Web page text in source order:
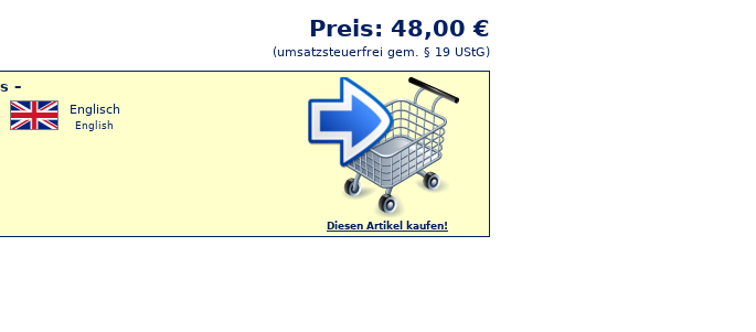
Preis: 48,00 €
(umsatzsteuerfrei gem. § 19 UStG)
Diesen Artikel kaufen!
–
Englisch
English